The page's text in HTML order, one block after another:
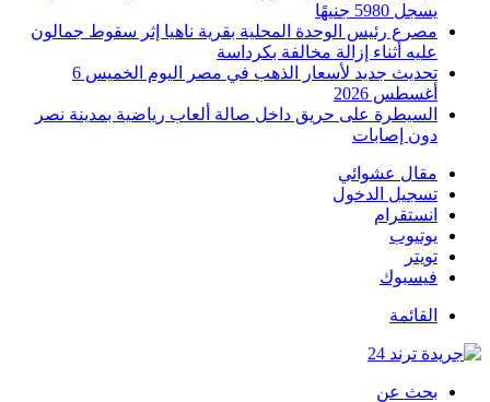
يسجل 5980 جنيهًا
مصرع رئيس الوحدة المحلية بقرية ناهيا إثر سقوط جمالون
عليه أثناء إزالة مخالفة بكرداسة
تحديث جديد لأسعار الذهب في مصر اليوم الخميس 6
أغسطس 2026
السيطرة على حريق داخل صالة ألعاب رياضية بمدينة نصر
دون إصابات
مقال عشوائي
تسجيل الدخول
انستقرام
يوتيوب
تويتر
فيسبوك
القائمة
بحث عن